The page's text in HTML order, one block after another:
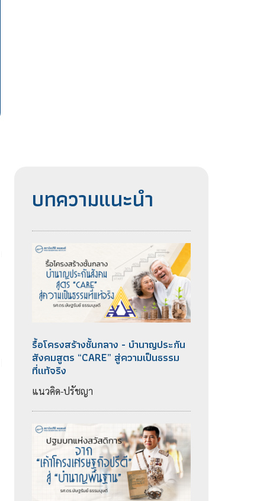
บทความแนะนำ
รื้อโครงสร้างชั้นกลาง - บำนาญประกัน
สังคมสูตร “CARE” สู่ความเป็นธรรม
ที่แท้จริง
แนวคิด-ปรัชญา